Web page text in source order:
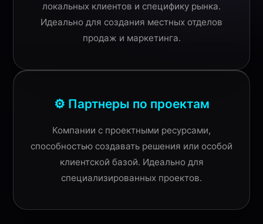
локальных клиентов и специфику рынка.
Идеально для создания местных отделов
продаж и маркетинга.
⚙️ Партнеры по проектам
Компании с проектными ресурсами,
способностью создавать решения или особой
клиентской базой. Идеально для
специализированных проектов.